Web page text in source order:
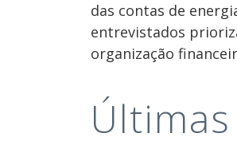
das contas de
entrevistados
organização
Últimas